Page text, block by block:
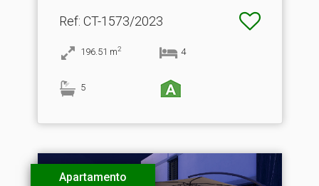
Ref: CT-1573/2023
196.51 m2 4
5
Apartamento